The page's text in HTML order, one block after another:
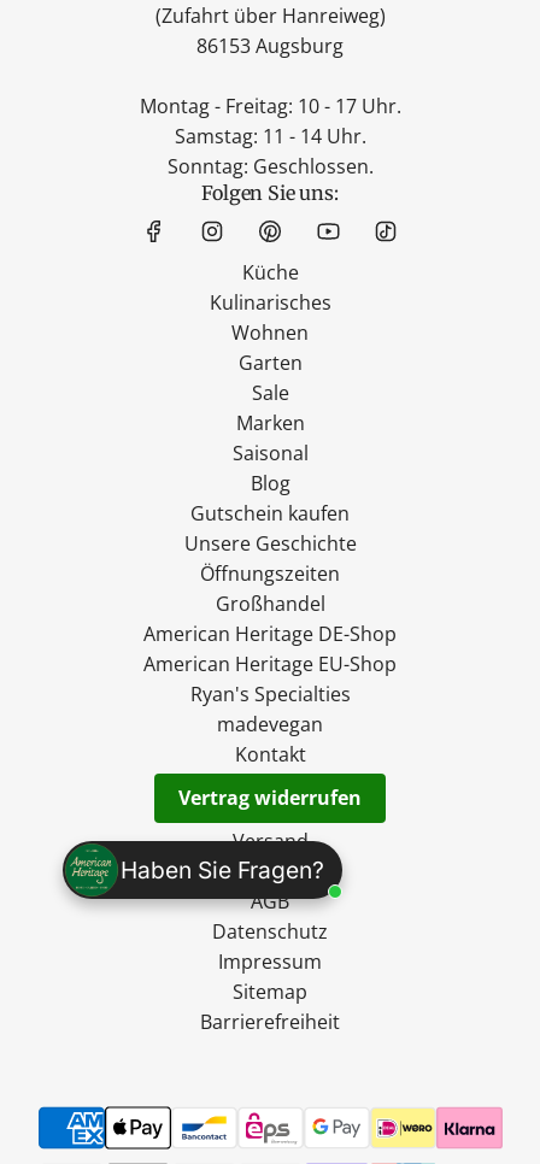
Haben Sie Fragen?
(Zufahrt über Hanreiweg)
86153 Augsburg
Montag - Freitag: 10 - 17 Uhr.
Samstag: 11 - 14 Uhr.
Sonntag: Geschlossen.
Folgen Sie uns:
Küche
Kulinarisches
Wohnen
Garten
Sale
Marken
Saisonal
Blog
Gutschein kaufen
Unsere Geschichte
Öffnungszeiten
Großhandel
American Heritage DE-Shop
American Heritage EU-Shop
Ryan's Specialties
madevegan
Kontakt
Vertrag widerrufen
Versand
Widerruf
AGB
Datenschutz
Impressum
Sitemap
Barrierefreiheit